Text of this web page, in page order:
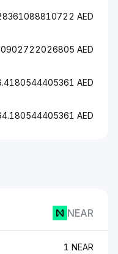
AED
AED
AED
AED
NEAR
1 NEAR